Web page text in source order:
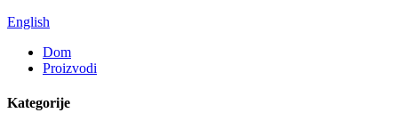
English
Dom
Proizvodi
Kategorije